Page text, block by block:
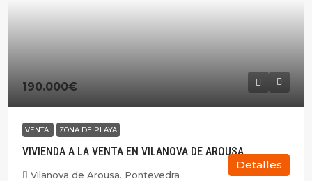
190.000€
VENTA ZONA DE PLAYA
VIVIENDA A LA VENTA EN VILANOVA DE AROUSA
Vilanova de Arousa. Pontevedra
Detalles